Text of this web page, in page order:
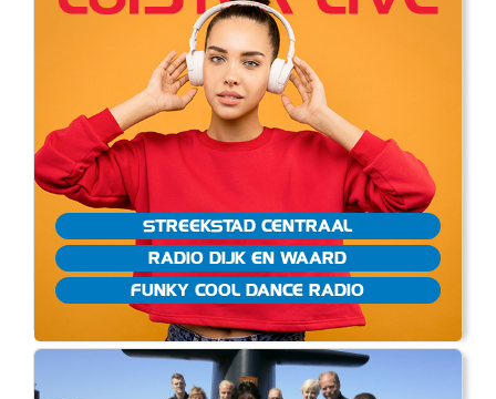
STREEKSTAD CENTRAAL
RADIO DIJK EN WAARD
FUNKY COOL DANCE RADIO